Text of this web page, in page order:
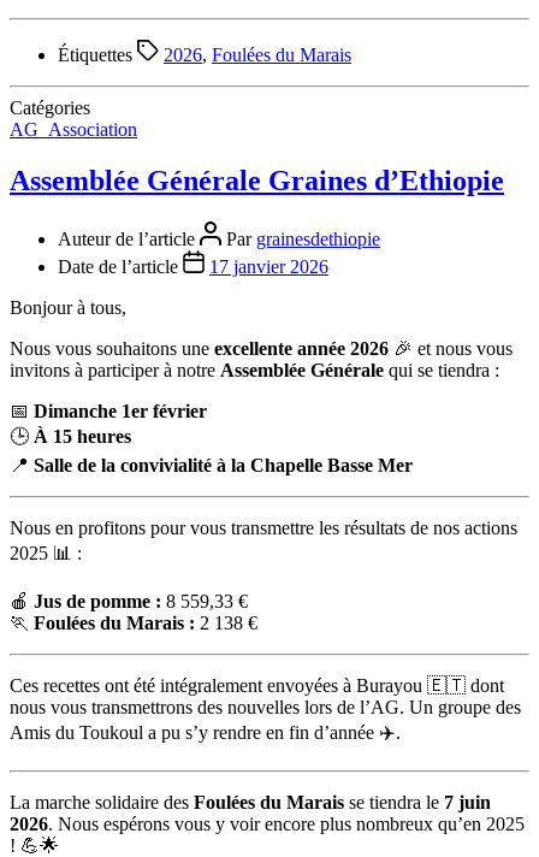
Étiquettes 2026, Foulées du Marais
Catégories
AG_Association
Assemblée Générale Graines d’Ethiopie
Auteur de l’article Par grainesdethiopie
Date de l’article
17 janvier 2026
Bonjour à tous,
Nous vous souhaitons une excellente année 2026 🎉 et nous vous
invitons à participer à notre Assemblée Générale qui se tiendra :
📅 Dimanche 1er février
🕒 À 15 heures
📍 Salle de la convivialité à la Chapelle Basse Mer
Nous en profitons pour vous transmettre les résultats de nos actions
2025 📊 :
🍎 Jus de pomme : 8 559,33 €
🏃 Foulées du Marais : 2 138 €
Ces recettes ont été intégralement envoyées à Burayou 🇪🇹 dont
nous vous transmettrons des nouvelles lors de l’AG. Un groupe des
Amis du Toukoul a pu s’y rendre en fin d’année ✈️.
La marche solidaire des Foulées du Marais se tiendra le 7 juin
2026. Nous espérons vous y voir encore plus nombreux qu’en 2025
! 💪🌟